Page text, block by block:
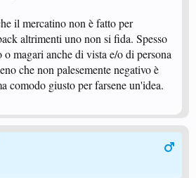
il mercatino non è fatto per
altrimenti uno non si fida. Spesso
o magari anche di vista e/o di persona
che non palesemente negativo è
comodo giusto per farsene un'idea.